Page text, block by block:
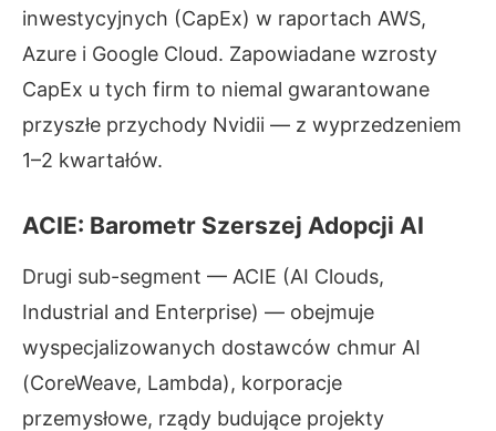
inwestycyjnych (CapEx) w raportach AWS,
Azure i Google Cloud. Zapowiadane wzrosty
CapEx u tych firm to niemal gwarantowane
przyszłe przychody Nvidii — z wyprzedzeniem
1–2 kwartałów.
ACIE: Barometr Szerszej Adopcji AI
Drugi sub-segment — ACIE (AI Clouds,
Industrial and Enterprise) — obejmuje
wyspecjalizowanych dostawców chmur AI
(CoreWeave, Lambda), korporacje
przemysłowe, rządy budujące projekty